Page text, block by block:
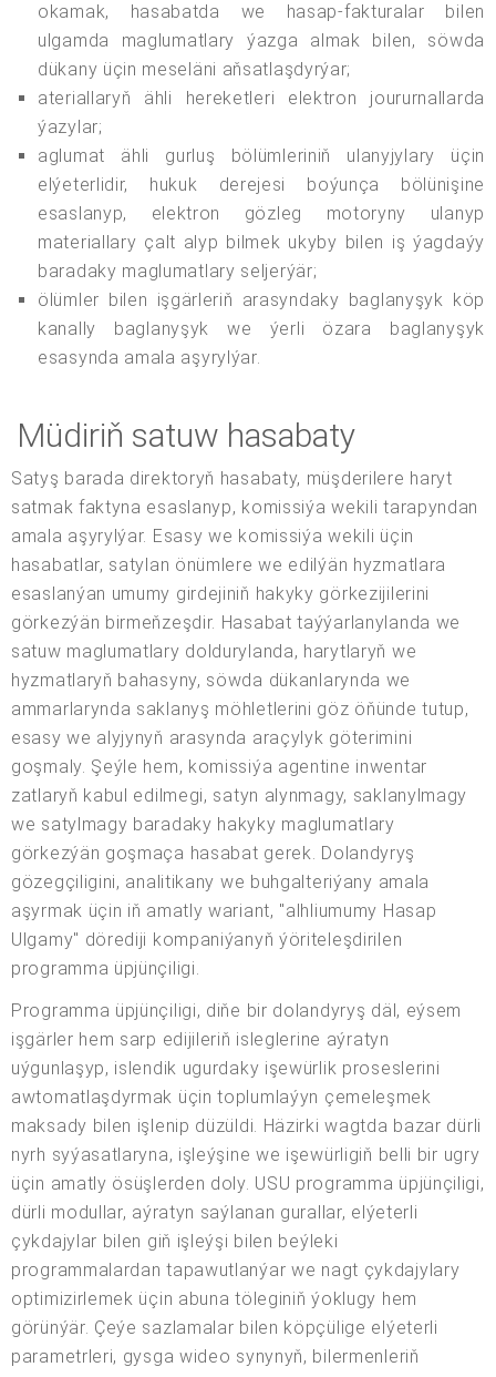
okamak, hasabatda we hasap-fakturalar bilen
ulgamda maglumatlary ýazga almak bilen, söwda
dükany üçin meseläni aňsatlaşdyrýar;
ateriallaryň ähli hereketleri elektron joururnallarda
ýazylar;
aglumat ähli gurluş bölümleriniň ulanyjylary üçin
elýeterlidir, hukuk derejesi boýunça bölünişine
esaslanyp, elektron gözleg motoryny ulanyp
materiallary çalt alyp bilmek ukyby bilen iş ýagdaýy
baradaky maglumatlary seljerýär;
ölümler bilen işgärleriň arasyndaky baglanyşyk köp
kanally baglanyşyk we ýerli özara baglanyşyk
esasynda amala aşyrylýar.
Müdiriň satuw hasabaty
Satyş barada direktoryň hasabaty, müşderilere haryt
satmak faktyna esaslanyp, komissiýa wekili tarapyndan
amala aşyrylýar. Esasy we komissiýa wekili üçin
hasabatlar, satylan önümlere we edilýän hyzmatlara
esaslanýan umumy girdejiniň hakyky görkezijilerini
görkezýän birmeňzeşdir. Hasabat taýýarlanylanda we
satuw maglumatlary doldurylanda, harytlaryň we
hyzmatlaryň bahasyny, söwda dükanlarynda we
ammarlarynda saklanyş möhletlerini göz öňünde tutup,
esasy we alyjynyň arasynda araçylyk göterimini
goşmaly. Şeýle hem, komissiýa agentine inwentar
zatlaryň kabul edilmegi, satyn alynmagy, saklanylmagy
we satylmagy baradaky hakyky maglumatlary
görkezýän goşmaça hasabat gerek. Dolandyryş
gözegçiligini, analitikany we buhgalteriýany amala
aşyrmak üçin iň amatly wariant, "alhliumumy Hasap
Ulgamy" dörediji kompaniýanyň ýöriteleşdirilen
programma üpjünçiligi.
Programma üpjünçiligi, diňe bir dolandyryş däl, eýsem
işgärler hem sarp edijileriň isleglerine aýratyn
uýgunlaşyp, islendik ugurdaky işewürlik proseslerini
awtomatlaşdyrmak üçin toplumlaýyn çemeleşmek
maksady bilen işlenip düzüldi. Häzirki wagtda bazar dürli
nyrh syýasatlaryna, işleýşine we işewürligiň belli bir ugry
üçin amatly ösüşlerden doly. USU programma üpjünçiligi,
dürli modullar, aýratyn saýlanan gurallar, elýeterli
çykdajylar bilen giň işleýşi bilen beýleki
programmalardan tapawutlanýar we nagt çykdajylary
optimizirlemek üçin abuna töleginiň ýoklugy hem
görünýär. Çeýe sazlamalar bilen köpçülige elýeterli
parametrleri, gysga wideo synynyň, bilermenleriň